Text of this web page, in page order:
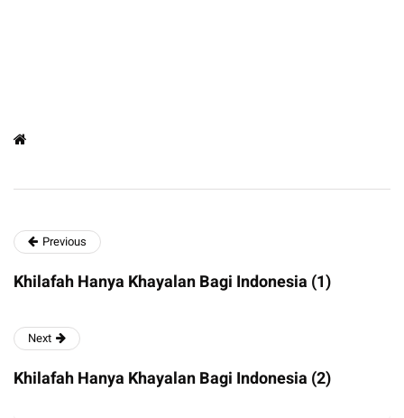
Previous
Khilafah Hanya Khayalan Bagi Indonesia (1)
Next
Khilafah Hanya Khayalan Bagi Indonesia (2)